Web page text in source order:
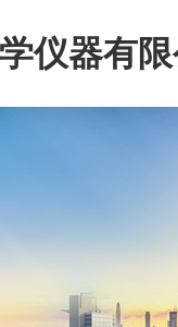
仪器有